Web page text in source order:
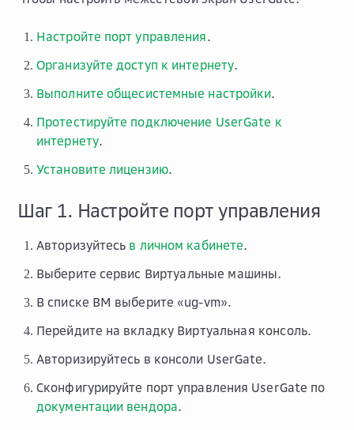
Настройте порт управления.
Организуйте доступ к интернету.
Выполните общесистемные настройки.
Протестируйте подключение UserGate к
интернету.
Установите лицензию.
Шаг 1. Настройте порт управления
Авторизуйтесь в личном кабинете.
Выберите сервис Виртуальные машины.
В списке ВМ выберите «ug-vm».
Перейдите на вкладку Виртуальная консоль.
Авторизируйтесь в консоли UserGate.
Cконфигурируйте порт управления UserGate по
документации вендора.